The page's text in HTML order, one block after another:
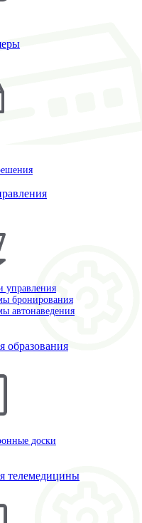
управления
бронирования
автонаведения
образования
доски
телемедицины